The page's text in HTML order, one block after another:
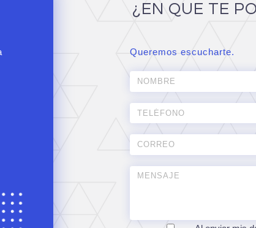
¿EN QUE TE
Queremos escucharte.